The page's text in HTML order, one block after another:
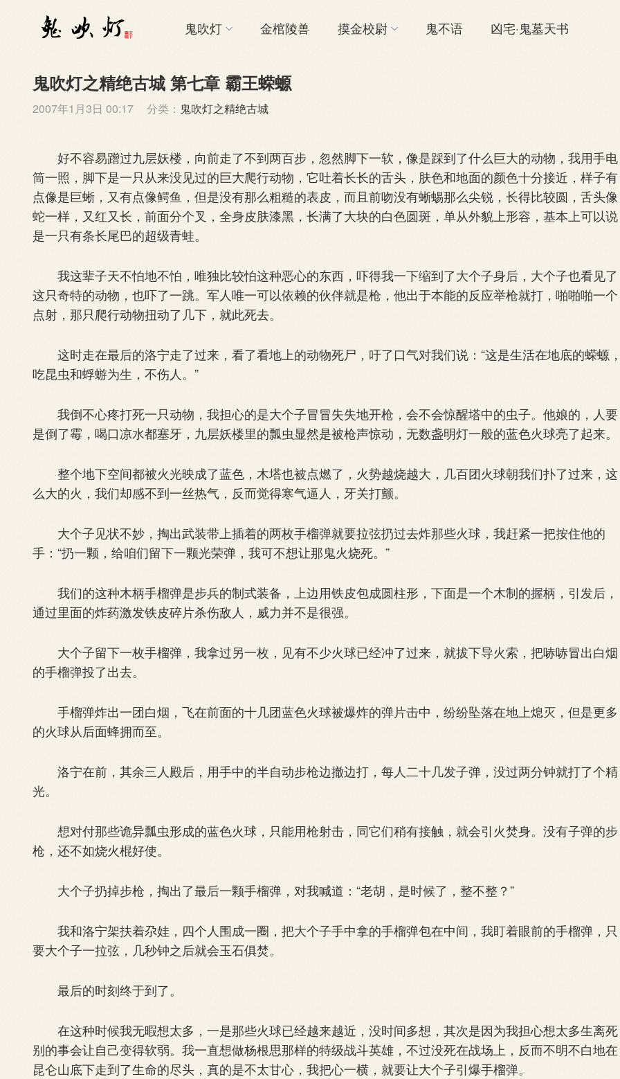
鬼吹灯 金棺陵兽 摸金校尉 鬼不语 凶宅·鬼墓天书
鬼吹灯之精绝古城 第七章 霸王蝾螈
2007年1月3日 00:17 分类： 鬼吹灯之精绝古城
好不容易蹭过九层妖楼，向前走了不到两百步，忽然脚下一软，像是踩到了什么巨大的动物，我用手电
筒一照，脚下是一只从来没见过的巨大爬行动物，它吐着长长的舌头，肤色和地面的颜色十分接近，样子有
点像是巨蜥，又有点像鳄鱼，但是没有那么粗糙的表皮，而且前吻没有蜥蜴那么尖锐，长得比较圆，舌头像
蛇一样，又红又长，前面分个叉，全身皮肤漆黑，长满了大块的白色圆斑，单从外貌上形容，基本上可以说
是一只有条长尾巴的超级青蛙。
我这辈子天不怕地不怕，唯独比较怕这种恶心的东西，吓得我一下缩到了大个子身后，大个子也看见了
这只奇特的动物，也吓了一跳。军人唯一可以依赖的伙伴就是枪，他出于本能的反应举枪就打，啪啪啪一个
点射，那只爬行动物扭动了几下，就此死去。
这时走在最后的洛宁走了过来，看了看地上的动物死尸，吁了口气对我们说：“这是生活在地底的蝾螈
吃昆虫和蜉蝣为生，不伤人。”
我倒不心疼打死一只动物，我担心的是大个子冒冒失失地开枪，会不会惊醒塔中的虫子。他娘的，人要
是倒了霉，喝口凉水都塞牙，九层妖楼里的瓢虫显然是被枪声惊动，无数盏明灯一般的蓝色火球亮了起来。
整个地下空间都被火光映成了蓝色，木塔也被点燃了，火势越烧越大，几百团火球朝我们扑了过来，这
么大的火，我们却感不到一丝热气，反而觉得寒气逼人，牙关打颤。
大个子见状不妙，掏出武装带上插着的两枚手榴弹就要拉弦扔过去炸那些火球，我赶紧一把按住他的
手：“扔一颗，给咱们留下一颗光荣弹，我可不想让那鬼火烧死。”
我们的这种木柄手榴弹是步兵的制式装备，上边用铁皮包成圆柱形，下面是一个木制的握柄，引发后，
通过里面的炸药激发铁皮碎片杀伤敌人，威力并不是很强。
大个子留下一枚手榴弹，我拿过另一枚，见有不少火球已经冲了过来，就拔下导火索，把哧哧冒出白烟
的手榴弹投了出去。
手榴弹炸出一团白烟，飞在前面的十几团蓝色火球被爆炸的弹片击中，纷纷坠落在地上熄灭，但是更多
的火球从后面蜂拥而至。
洛宁在前，其余三人殿后，用手中的半自动步枪边撤边打，每人二十几发子弹，没过两分钟就打了个精
光。
想对付那些诡异瓢虫形成的蓝色火球，只能用枪射击，同它们稍有接触，就会引火焚身。没有子弹的步
枪，还不如烧火棍好使。
大个子扔掉步枪，掏出了最后一颗手榴弹，对我喊道：“老胡，是时候了，整不整？”
我和洛宁架扶着尕娃，四个人围成一圈，把大个子手中拿的手榴弹包在中间，我盯着眼前的手榴弹，只
要大个子一拉弦，几秒钟之后就会玉石俱焚。
最后的时刻终于到了。
在这种时候我无暇想太多，一是那些火球已经越来越近，没时间多想，其次是因为我担心想太多生离死
别的事会让自己变得软弱。我一直想做杨根思那样的特级战斗英雄，不过没死在战场上，反而不明不白地在
昆仑山底下走到了生命的尽头，真的是不太甘心，我把心一横，就要让大个子引爆手榴弹。